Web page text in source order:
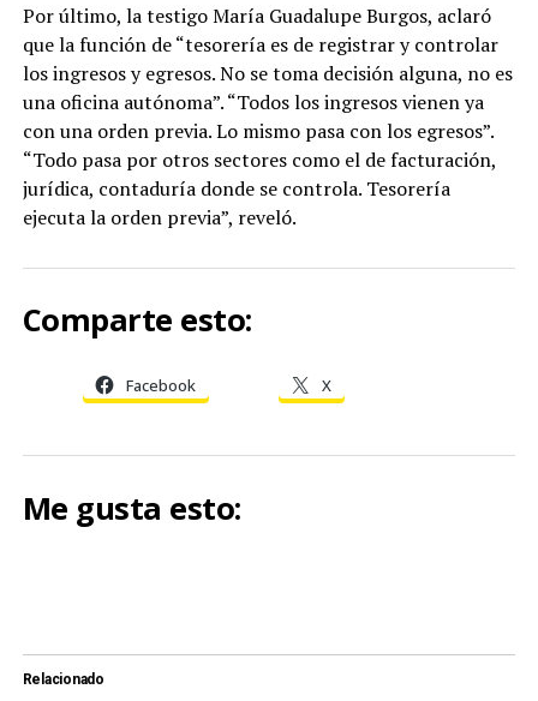
Por último, la testigo María Guadalupe Burgos, aclaró
que la función de “tesorería es de registrar y controlar
los ingresos y egresos. No se toma decisión alguna, no es
una oficina autónoma”. “Todos los ingresos vienen ya
con una orden previa. Lo mismo pasa con los egresos”.
“Todo pasa por otros sectores como el de facturación,
jurídica, contaduría donde se controla. Tesorería
ejecuta la orden previa”, reveló.
Comparte esto:
Facebook X
Me gusta esto:
Relacionado